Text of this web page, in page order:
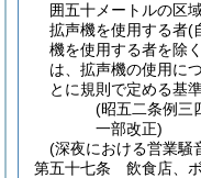
囲五十メートルの区
拡声機を使用する者(
機を使用する者を除
は、拡声機の使用に
とに規則で定める基
(昭五二条例三
一部改正)
(深夜における営業騒
第五十七条
飲食店、